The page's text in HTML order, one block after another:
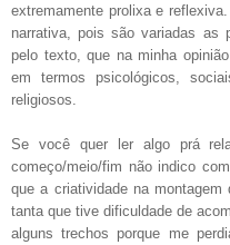
extremamente prolixa e
narrativa, pois são variadas as
pelo texto, que na minha
em termos psicológicos,
religiosos.
Se você quer ler algo prá
começo/meio/fim não indico
que a criatividade na
tanta que tive dificuldade de
alguns trechos porque me